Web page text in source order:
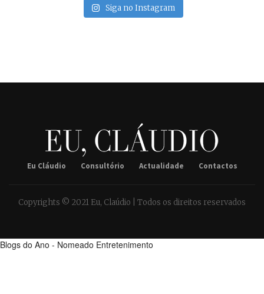
Siga no Instagram
Eu Cláudio Consultório Actualidade Contactos
Copyrights © 2021 Eu, Claúdio | Todos os direitos reservados
Blogs do Ano - Nomeado Entretenimento